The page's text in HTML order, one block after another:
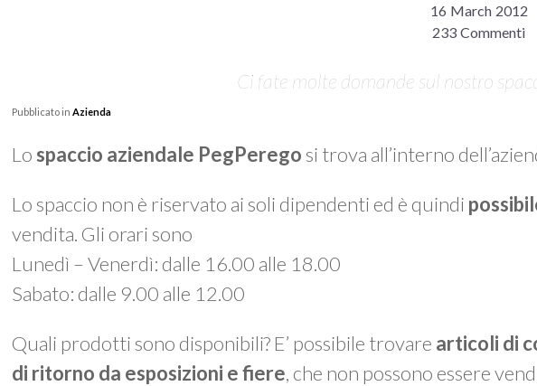
16 March 2012
233 Commenti
Ci fate molte domande sul nostro
Pubblicato inAzienda
Lo spaccio aziendale PegPerego si trova all’interno
Lo spaccio non è riservato ai soli dipendenti ed è quindi
vendita. Gli orari sono
Lunedì – Venerdì: dalle 16.00 alle 18.00
Sabato: dalle 9.00 alle 12.00
Quali prodotti sono disponibili? E’ possibile trovare articoli di
di ritorno da esposizioni e fiere, che non possono essere